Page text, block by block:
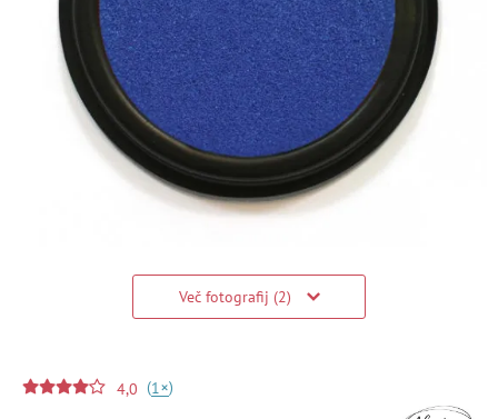
Več fotografij (2)
4,0 (1+)